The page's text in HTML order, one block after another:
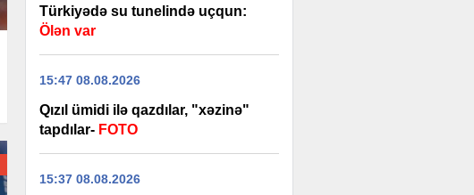
Türkiyədə su tunelində uçqun:
Ölən var
15:47 08.08.2026
Qızıl ümidi ilə qazdılar, "xəzinə"
tapdılar- FOTO
15:37 08.08.2026